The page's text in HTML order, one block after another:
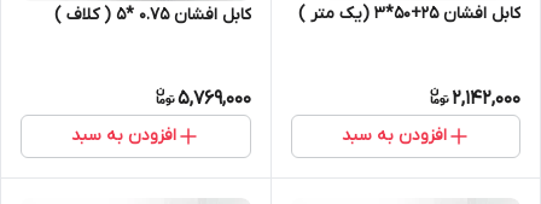
کابل افشان ۲۵+۵۰*۳ (یک متر )
2,142,000
افزودن به سبد
کابل افشان ۰.۷۵ *۵ ( کلاف )
5,769,000
افزودن به سبد